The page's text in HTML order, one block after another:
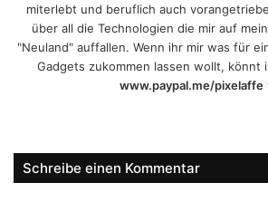
miterlebt und beruflich auch
über all die Technologien die mir auf
"Neuland" auffallen. Wenn ihr mir was für
Gadgets zukommen lassen wollt, könnt
www.paypal.me/pixelaffe
Schreibe einen Kommentar